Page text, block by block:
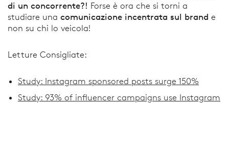
di un concorrente?! Forse è ora che si torni a
studiare una comunicazione incentrata sul brand e
non su chi lo veicola!
Letture Consigliate:
Study: Instagram sponsored posts surge 150%
Study: 93% of influencer campaigns use Instagram